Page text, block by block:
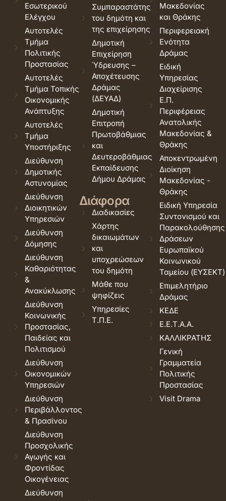
Εσωτερικού
Ελέγχου
Αυτοτελές
Τμήμα
Πολιτικής
Προστασίας
Αυτοτελές
Τμήμα Τοπικής
Οικονομικής
Ανάπτυξης
Αυτοτελές
Τμήμα
Υποστήριξης
Διεύθυνση
Δημοτικής
Αστυνομίας
Διεύθυνση
Διοικητικών
Υπηρεσιών
Διεύθυνση
Δόμησης
Διεύθυνση
Καθαριότητας
&
Ανακύκλωσης
Διεύθυνση
Κοινωνικής
Προστασίας,
Παιδείας και
Πολιτισμού
Διεύθυνση
Οικονομικών
Υπηρεσιών
Διεύθυνση
Περιβάλλοντος
& Πρασίνου
Διεύθυνση
Προσχολικής
Αγωγής και
Φροντίδας
Οικογένειας
Διεύθυνση
Συμπαραστάτης
του δημότη και
της επιχείρησης
Δημοτική
Επιχείρηση
Ύδρευσης –
Αποχέτευσης
Δράμας
(ΔΕΥΑΔ)
Δημοτική
Επιτροπή
Πρωτοβάθμιας
και
Δευτεροβάθμιας
Εκπαίδευσης
Δήμου Δράμας
Διάφορα
Διαδικασίες
Χάρτης
δικαιωμάτων
και
υποχρεώσεων
του δημότη
Μάθε που
ψηφίζεις
Υπηρεσίες
Τ.Π.Ε.
Μακεδονίας
και Θράκης
Περιφερειακή
Ενότητα
Δράμας
Ειδική
Υπηρεσίας
Διαχείρισης
Ε.Π.
Περιφέρειας
Ανατολικής
Μακεδονίας &
Θράκης
Αποκεντρωμένη
Διοίκηση
Μακεδονίας -
Θράκης
Ειδική Υπηρεσία
Συντονισμού και
Παρακολούθησης
Δράσεων
Ευρωπαϊκού
Κοινωνικού
Ταμείου (ΕΥΣΕΚΤ)
Επιμελητήριο
Δράμας
ΚΕΔΕ
Ε.Ε.Τ.Α.Α.
ΚΑΛΛΙΚΡΑΤΗΣ
Γενική
Γραμματεία
Πολιτικής
Προστασίας
Visit Drama